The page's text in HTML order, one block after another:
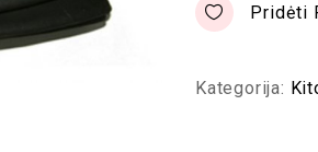
Pridėti
Kategorija: